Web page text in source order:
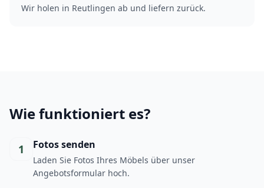
Wir holen in Reutlingen ab und liefern zurück.
Wie funktioniert es?
1 Fotos senden
Laden Sie Fotos Ihres Möbels über unser
Angebotsformular hoch.